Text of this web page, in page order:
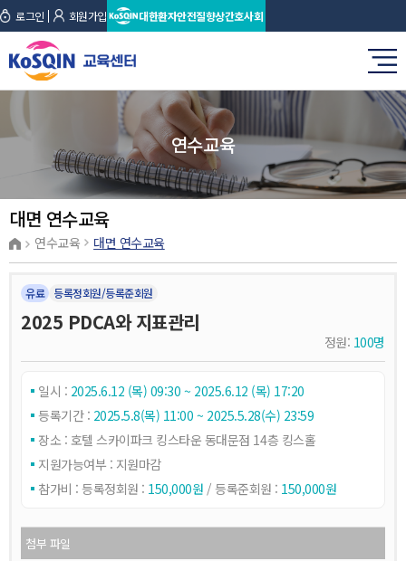
로그인 회원가입 대한환자안전질향상간호사회
연수교육
대면 연수교육
연수교육 대면 연수교육
유료 등록정회원/등록준회원
2025 PDCA와 지표관리
정원: 100명
일시 : 2025.6.12 (목) 09:30 ~ 2025.6.12 (목) 17:20
등록기간 : 2025.5.8(목) 11:00 ~ 2025.5.28(수) 23:59
장소 : 호텔 스카이파크 킹스타운 동대문점 14층 킹스홀
지원가능여부 : 지원마감
참가비 : 등록정회원 : 150,000원 / 등록준회원 : 150,000원
첨부 파일